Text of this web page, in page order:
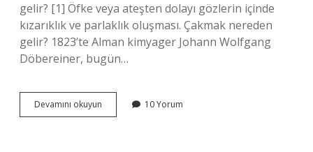
gelir? [1] Öfke veya ateşten dolayı gözlerin içinde
kızarıklık ve parlaklık oluşması. Çakmak nereden
gelir? 1823’te Alman kimyager Johann Wolfgang
Döbereiner, bugün…
Devamını okuyun
Çakmak
10 Yorum